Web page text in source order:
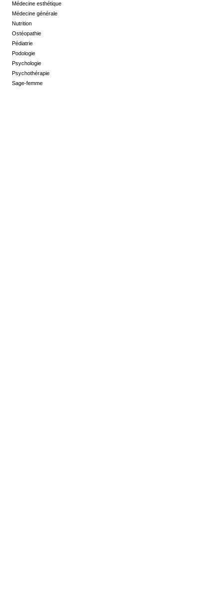
Médecine esthétique
Médecine générale
Nutrition
Ostéopathie
Pédiatrie
Podologie
Psychologie
Psychothérapie
Sage-femme